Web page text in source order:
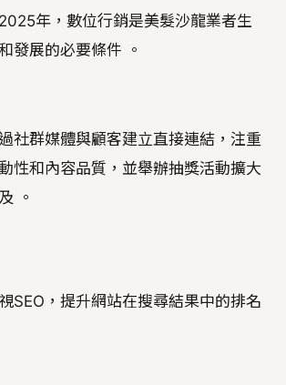
年，數位行銷是美髮沙龍業者生
發展的必要條件 。
社群媒體與顧客建立直接連結，注重
性和內容品質，並舉辦抽獎活動擴大
。
SEO，提升網站在搜尋結果中的排名